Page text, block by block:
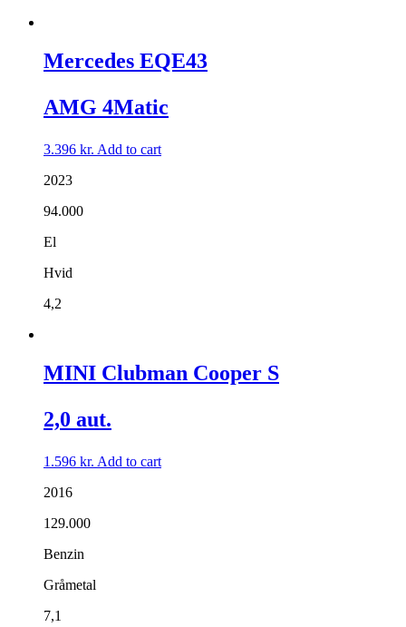
Mercedes EQE43
AMG 4Matic
3.396 kr. Add to cart
2023
94.000
El
Hvid
4,2
MINI Clubman Cooper S
2,0 aut.
1.596 kr. Add to cart
2016
129.000
Benzin
Gråmetal
7,1